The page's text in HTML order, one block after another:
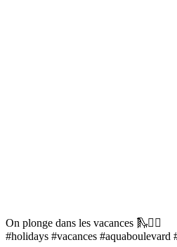
On plonge dans les vacances 🛝🏊‍♀️
#holidays #vacances #aquaboulevard